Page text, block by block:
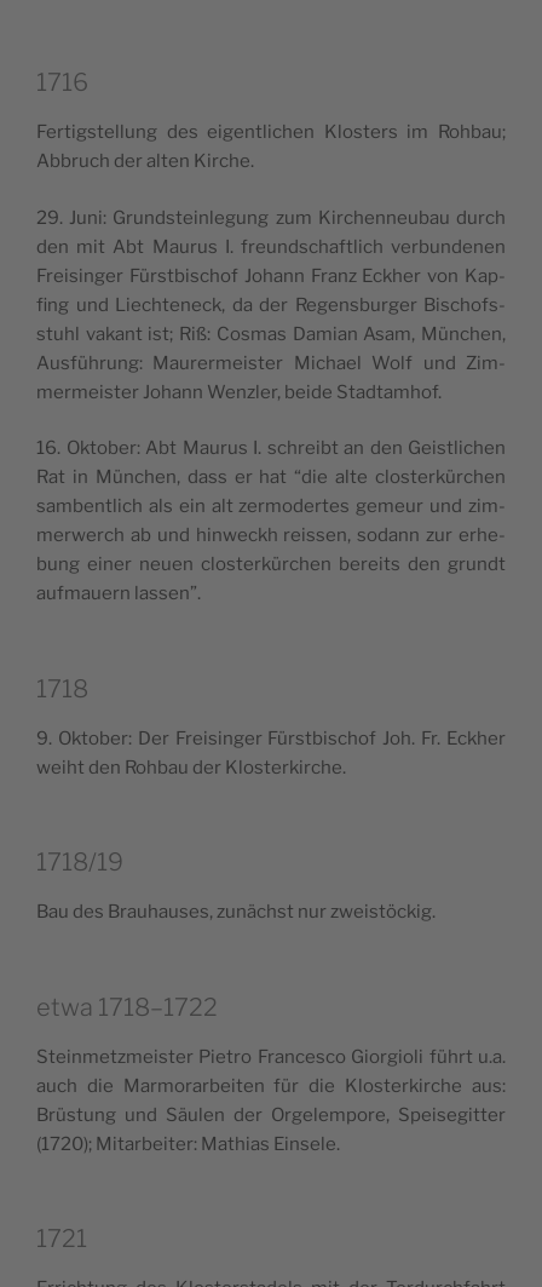
1716
Fer­tig­stel­lung des eigen­tli­chen Klo­sters im Roh­bau;
Abbruch der alten Kirche.
29. Juni: Grund­stein­le­gung zum Kir­chen­neu­bau durch
den mit Abt Mau­rus I. freund­schaf­tlich ver­bun­de­nen
Frei­sin­ger Fürst­bi­schof Johann Franz Eckher von Kap­
fing und Lie­ch­te­neck, da der Regen­sbur­ger Bischofs­
stu­hl vakant ist; Riß: Cosmas Damian Asam, Mün­chen,
Ausfüh­rung: Mau­rer­mei­ster Michael Wolf und Zim­
mer­mei­ster Johann Wenz­ler, bei­de Stadtamhof.
16. Okto­ber: Abt Mau­rus I. schreibt an den Gei­stli­chen
Rat in Mün­chen, dass er hat “die alte clo­ster­kür­chen
sam­ben­tlich als ein alt zer­mo­der­tes gemeur und zim­
mer­werch ab und hin­wec­kh reis­sen, sodann zur erhe­
bung einer neuen clo­ster­kür­chen berei­ts den grundt
auf­mauern lassen”.
1718
9. Okto­ber: Der Frei­sin­ger Fürst­bi­schof Joh. Fr. Eckher
wei­ht den Roh­bau der Klosterkirche.
1718/19
Bau des Brau­hau­ses, zunä­ch­st nur zweistöckig.
etwa 1718–1722
Stein­me­tz­mei­ster Pie­tro Fran­ce­sco Gior­gio­li führt u.a.
auch die Mar­mo­rar­bei­ten für die Klo­ster­kir­che aus:
Brü­stung und Säu­len der Orge­lem­po­re, Spei­se­git­ter
(1720); Mitar­bei­ter: Mathias Einsele.
1721